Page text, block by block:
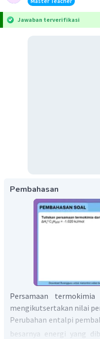
Jawaban terverifikasi
Pembahasan
Persamaan
mengikutsertakan nilai
Perubahan entalpi
besarnya energi yang